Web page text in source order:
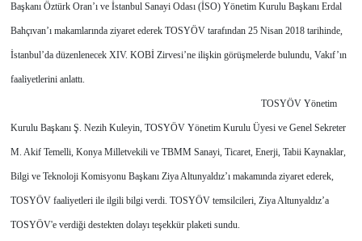
Başkanı Öztürk Oran’ı ve İstanbul Sanayi Odası (İSO) Yönetim Kurulu Başkanı Erdal
Bahçıvan’ı makamlarında ziyaret ederek TOSYÖV tarafından 25 Nisan 2018 tarihinde,
İstanbul’da düzenlenecek XIV. KOBİ Zirvesi’ne ilişkin görüşmelerde bulundu, Vakıf’ın
faaliyetlerini anlattı.
TOSYÖV Yönetim
Kurulu Başkanı Ş. Nezih Kuleyin, TOSYÖV Yönetim Kurulu Üyesi ve Genel Sekreter
M. Akif Temelli, Konya Milletvekili ve TBMM Sanayi, Ticaret, Enerji, Tabii Kaynaklar,
Bilgi ve Teknoloji Komisyonu Başkanı Ziya Altunyaldız’ı makamında ziyaret ederek,
TOSYÖV faaliyetleri ile ilgili bilgi verdi. TOSYÖV temsilcileri, Ziya Altunyaldız’a
TOSYÖV'e verdiği destekten dolayı teşekkür plaketi sundu.